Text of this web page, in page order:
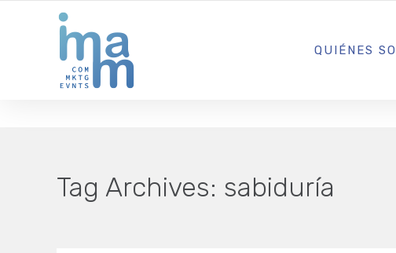
AGENCIA CREATIVA DE COMUNICACIÓN Y ESTRATEGIA DIGITAL IBIZA ·
QUIÉNES
Tag Archives: sabiduría